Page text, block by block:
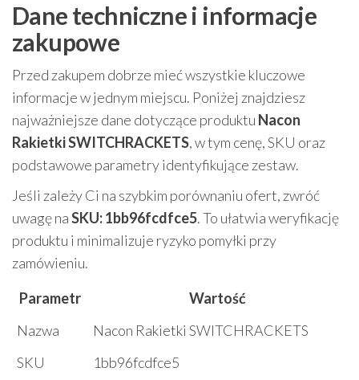
Dane techniczne i informacje
zakupowe
Przed zakupem dobrze mieć wszystkie kluczowe
informacje w jednym miejscu. Poniżej znajdziesz
najważniejsze dane dotyczące produktu Nacon
Rakietki SWITCHRACKETS, w tym cenę, SKU oraz
podstawowe parametry identyfikujące zestaw.
Jeśli zależy Ci na szybkim porównaniu ofert, zwróć
uwagę naSKU: 1bb96fcdfce5. To ułatwia weryfikację
produktu i minimalizuje ryzyko pomyłki przy
zamówieniu.
Parametr
Wartość
Nazwa
Nacon Rakietki SWITCHRACKETS
SKU
1bb96fcdfce5